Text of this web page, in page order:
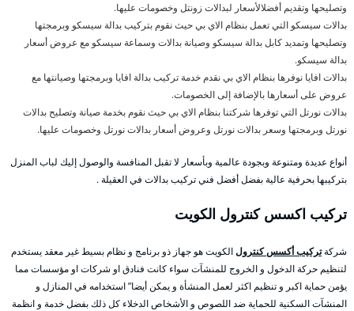
وتصليحها وتقديم أفضلالأسعار لبدالات زونتل وخصومات عليها.
بدالات سيسكو التي تعمل بنظام الاي بي حيث نقوم بتركيب بدالة سيسكو وبرمجتها
وتصليحها وتمديد كابل بدالة سيسكو وصيانة بدالات وسماعة سيسكو مع عروض أسعار
بدالة سيسكو.
بدالات افايا نوفرها بنظام الاي بي نقدم خدمة تركيب بدالة افايا وبرمجتها وصيانتها مع
عروض على أسعارها بالإضافة إلى الخصومات.
بدالات نورتل التي توفرها شركتنا بنظام الاي بي حيث نقوم بخدمة صيانة وتصليح بدالات
نورتل وبرمجتها وسعر بدالات نورتل وعروض أسعار بدالات نورتل وخصومات عليها.
أنواع عديدة ومتنوعة وبجودة عالمية وبأسعار لا تقبل المنافسة والوصول إليك لباب المنزل
بتركيبها بحرفية عالية بفضل أفضل فني تركيب بدالات في العقيلة .
تركيب اكسس كنترول الكويت
شركةتركيب أكسس كنترولالكويت هو جهاز ذو برنامج و نظام بسيط غير معقد يستخدم
لتنظيم حركة الدخول و الخروج للمنشآت سواء كانت فنادق او شركات او مؤسسات مما
يؤمن حماية اكبر و تنظيم اكثر لعمل المنشأة و يمكن أيضا” استخدامه في المنازل و
المنشآت السكنية للحماية ضد اللصوص و الأشخاص الدخلاء كل ذلك بفضل خدمة و انظمة